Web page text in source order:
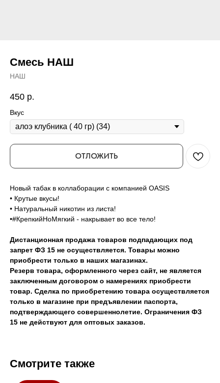
Смесь НАШ
НАШ
450 р.
Вкус
ОТЛОЖИТЬ
Новый табак в коллаборации с компанией OASIS
• Крутые вкусы!
• Натуральный никотин из листа!
•#КрепкийНоМягкий - накрывает во все тело!
Дистанционная продажа товаров подпадающих под
запрет ФЗ 15 не осуществляется. Товары можно
приобрести только в наших магазинах.
Резерв товара, оформленного через сайт, не является
заключенным договором о намерениях приобрести
товар. Сделка по приобретению товара осуществляется
только в магазине при предъявлении паспорта,
подтверждающего совершеннолетие. Ограничения ФЗ
15 не действуют для оптовых заказов.
Смотрите также